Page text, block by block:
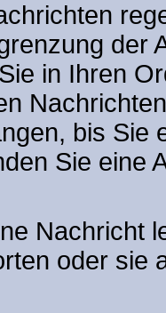
der
in Ihren
bis Sie
Sie eine
Nachricht
oder sie